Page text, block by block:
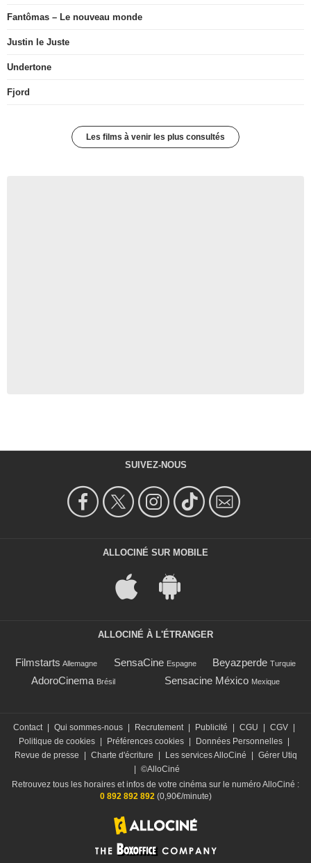
Fantômas – Le nouveau monde
Justin le Juste
Undertone
Fjord
Les films à venir les plus consultés
SUIVEZ-NOUS
ALLOCINÉ SUR MOBILE
ALLOCINÉ À L'ÉTRANGER
Filmstarts Allemagne SensaCine Espagne Beyazperde Turquie
AdoroCinema Brésil Sensacine México Mexique
Contact Qui sommes-nous Recrutement Publicité CGU CGV
Politique de cookies
Préférences cookies Données Personnelles
Revue de presse
Charte d'écriture Les services AlloCiné
Gérer Utiq
©AlloCiné
Retrouvez tous les horaires et infos de votre cinéma sur le numéro AlloCiné :
0 892 892 892(0,90€/minute)